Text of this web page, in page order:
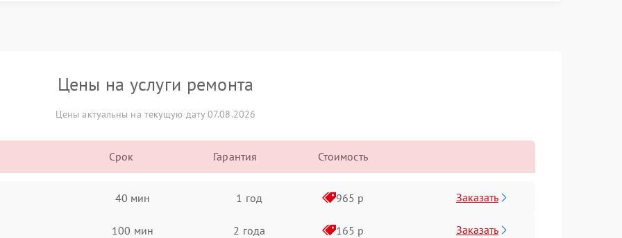
Цены на услуги ремонта
Цены актуальны на текущую дату 07.08.2026
Срок Гарантия Стоимость
40 мин 1 год 965 р Заказать
100 мин 2 года 165 р Заказать